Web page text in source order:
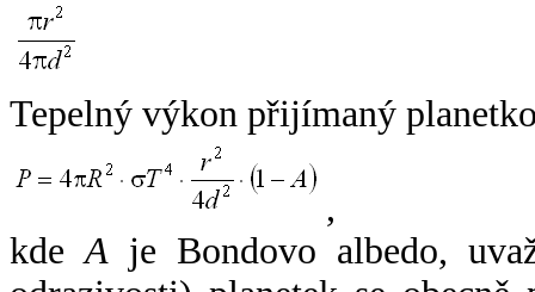
Tepelný výkon přijímaný
,
kdeA je Bondovo albedo,